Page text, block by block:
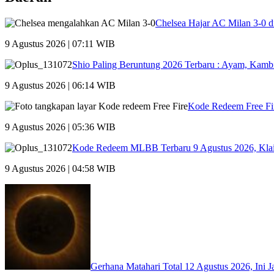
Chelsea Hajar AC Milan 3-0
9 Agustus 2026 | 07:11 WIB
Shio Paling Beruntung 2026 Terbaru : Ayam,
9 Agustus 2026 | 06:14 WIB
Kode Redeem Free
9 Agustus 2026 | 05:36 WIB
Kode Redeem MLBB Terbaru 9 Agustus 2026,
9 Agustus 2026 | 04:58 WIB
Gerhana Matahari Total 12 Agustus 2026, Ini